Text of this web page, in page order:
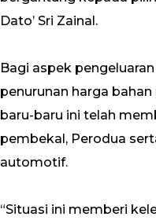
Dato’ Sri Zainal.
Bagi aspek
penurunan harga
baru-baru ini telah
pembekal, Perodua
automotif.
“Situasi ini memberi